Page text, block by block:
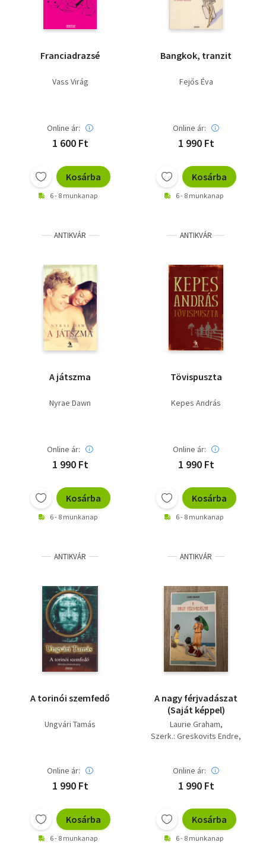
Franciadrazsé
Vass Virág
Online ár:
1 600 Ft
Kosárba
6 - 8 munkanap
Bangkok, tranzit
Fejős Éva
Online ár:
1 990 Ft
Kosárba
6 - 8 munkanap
ANTIKVÁR
A játszma
Nyrae Dawn
Online ár:
1 990 Ft
Kosárba
6 - 8 munkanap
ANTIKVÁR
Tövispuszta
Kepes András
Online ár:
1 990 Ft
Kosárba
6 - 8 munkanap
ANTIKVÁR
A torinói szemfedő
Ungvári Tamás
Online ár:
1 990 Ft
Kosárba
6 - 8 munkanap
ANTIKVÁR
A nagy férjvadászat
(Saját képpel)
Laurie Graham
Szerk.: Greskovits Endre
Online ár:
1 990 Ft
Kosárba
6 - 8 munkanap